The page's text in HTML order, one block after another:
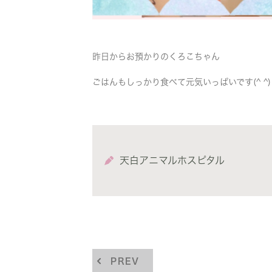
昨日からお預かりのくろこちゃん
ごはんもしっかり食べて元気いっぱいです(^ ^)
天白アニマルホスピタル
PREV